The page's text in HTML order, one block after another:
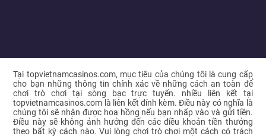
Tại topvietnamcasinos.com, mục tiêu của chúng tôi là cung cấp
cho bạn những thông tin chính xác về những cách an toàn để
chơi trò chơi tại sòng bạc trực tuyến. nhiều liên kết tại
topvietnamcasinos.com là liên kết đính kèm. Điều này có nghĩa là
chúng tôi sẽ nhận được hoa hồng nếu bạn nhấp vào và gửi tiền.
Điều này sẽ không ảnh hưởng đến các điều khoản tiền thưởng
theo bất kỳ cách nào. Vui lòng chơi trò chơi một cách có trách